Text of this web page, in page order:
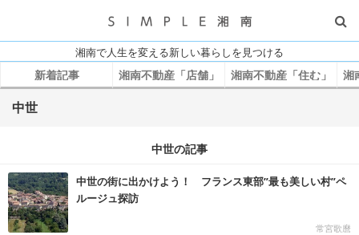
湘南で人生を変える新しい暮らしを見つける
新着記事 湘南不動産「店舗」 湘南不動産「住む」 湘
中世
中世の記事
中世の街に出かけよう！ フランス東部”最も美しい村”ペ
ルージュ探訪
常宮歌麿